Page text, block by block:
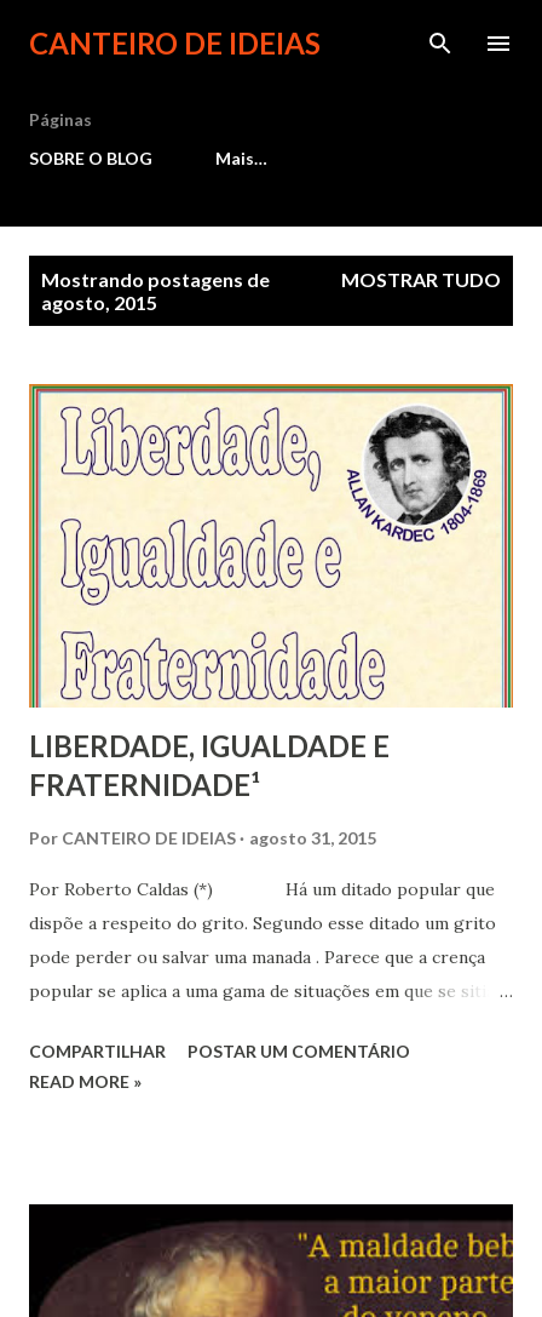
Pular para o conteúdo principal
CANTEIRO DE IDEIAS
Páginas
SOBRE O BLOG
Mais…
Mostrando postagens de
agosto, 2015
MOSTRAR TUDO
LIBERDADE, IGUALDADE E
FRATERNIDADE¹
Por CANTEIRO DE IDEIAS agosto 31, 2015
Por Roberto Caldas (*) Há um ditado popular que
dispõe a respeito do grito. Segundo esse ditado um grito
pode perder ou salvar uma manada . Parece que a crença
popular se aplica a uma gama de situações em que se sitia a
em formar manadas, embora tenha vencido a sua fase
quadrúpede, é que lideranças de agremiações de variadas
do comando, quase que por hipnose, do que manter a
excitação emocional em pico para que se possa controlar a
atitude do outro, enquanto são propostos conceitos e
COMPARTILHAR
POSTAR UM COMENTÁRIO
READ MORE »